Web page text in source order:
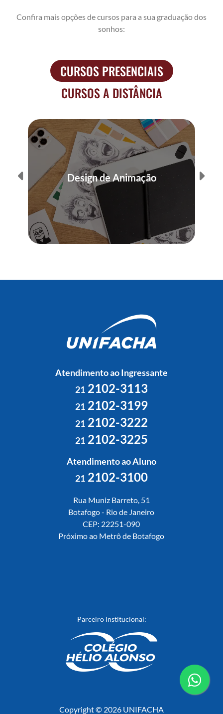
Confira mais opções de cursos para a sua graduação dos
sonhos:
CURSOS PRESENCIAIS
CURSOS A DISTÂNCIA
Design de Animação
Atendimento ao Ingressante
212102-3113
212102-3199
212102-3222
212102-3225
Atendimento ao Aluno
212102-3100
Rua Muniz Barreto, 51
Botafogo - Rio de Janeiro
CEP: 22251-090
Próximo ao Metrô de Botafogo
Parceiro Institucional:
Copyright © 2026 UNIFACHA